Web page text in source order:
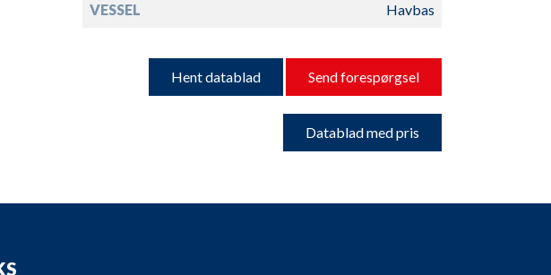
VESSEL Havbas
Hent datablad Send forespørgsel
Datablad med pris